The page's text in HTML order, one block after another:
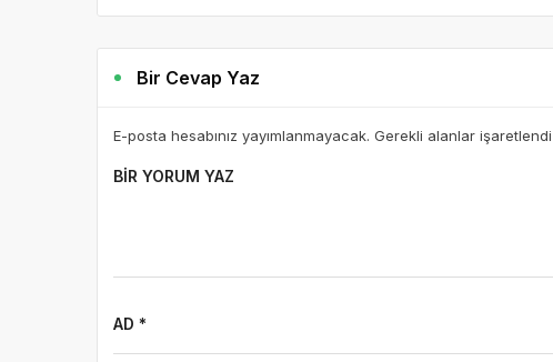
Bir Cevap Yaz
E-posta hesabınız yayımlanmayacak. Gerekli alanlar işaretlendi
BIR YORUM YAZ
AD *